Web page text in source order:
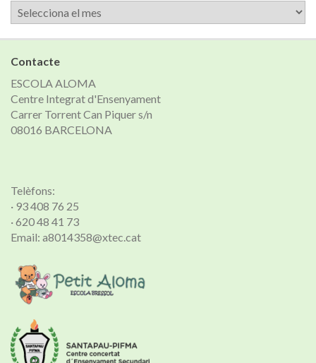
Arxiu
de
notícies
Contacte
ESCOLA ALOMA
Centre Integrat d'Ensenyament
Carrer Torrent Can Piquer s/n
08016 BARCELONA
Telèfons:
· 93 408 76 25
· 620 48 41 73
Email: a8014358@xtec.cat